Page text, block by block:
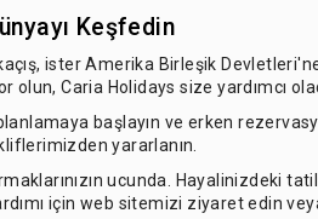
Keşfedin
ister Amerika Birleşik
Caria Holidays size yardımcı
başlayın ve erken
yararlanın.
ucunda. Hayalinizdeki
için web sitemizi ziyaret edin